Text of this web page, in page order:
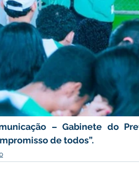
– Gabinete do
de todos”.